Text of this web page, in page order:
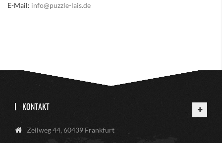
E-Mail: info@puzzle-lais.de
KONTAKT
Zeilweg 44, 60439 Frankfurt